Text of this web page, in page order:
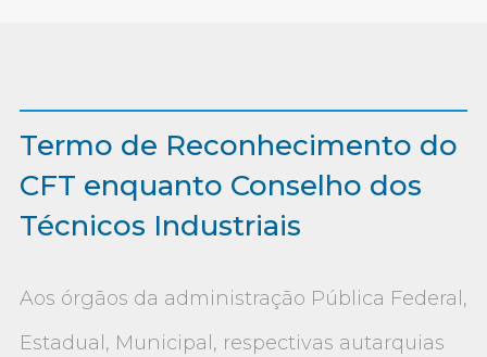
Termo de Reconhecimento do
CFT enquanto Conselho dos
Técnicos Industriais
Aos órgãos da administração Pública Federal,
Estadual, Municipal, respectivas autarquias